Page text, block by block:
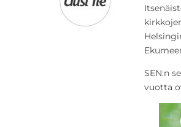
SEN:n
vuotta